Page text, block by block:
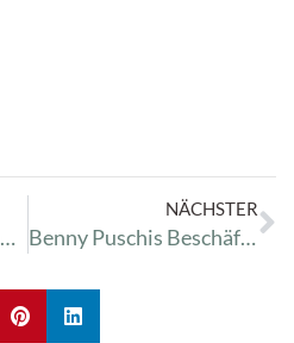
Wellensittiche mit Handicaps
NÄCHSTER
Benny Puschis Beschäftigungstherapie